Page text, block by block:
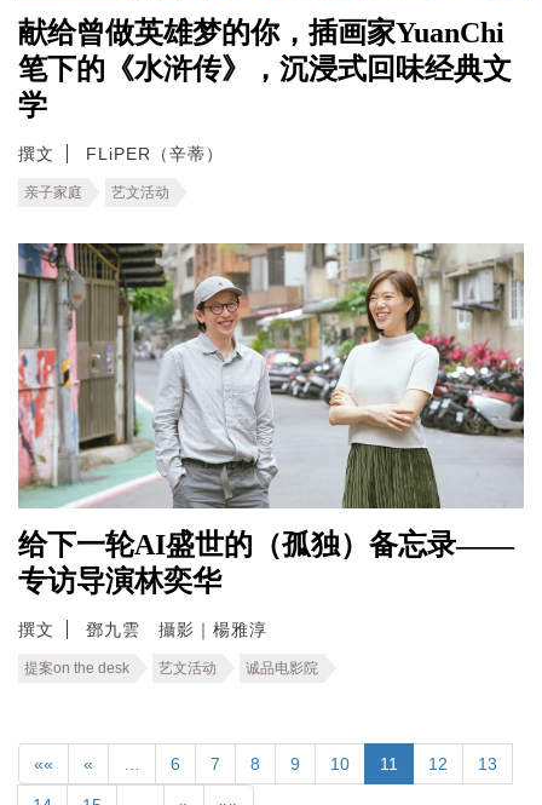
献给曾做英雄梦的你，插画家YuanChi
笔下的《水浒传》，沉浸式回味经典文
学
撰文 FLiPER（辛蒂）
亲子家庭 艺文活动
给下一轮AI盛世的（孤独）备忘录——
专访导演林奕华
撰文 鄧九雲 攝影｜楊雅淳
提案on the desk 艺文活动 诚品电影院
«« « 6 7 8 9 10 11 12 13